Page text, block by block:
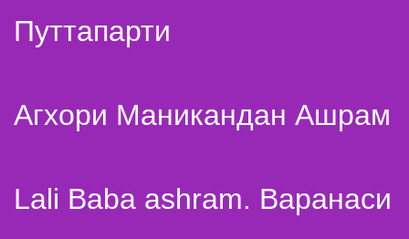
Путтапарти
Агхори Маникандан Ашрам
Lali Baba ashram. Варанаси